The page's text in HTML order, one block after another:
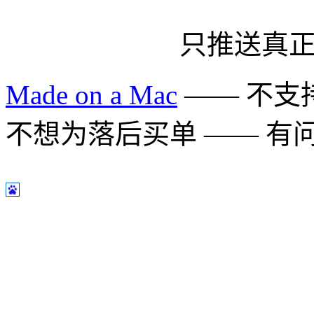
只推送真
Made on a Mac —— 不支
不想为落后买单 —— 有